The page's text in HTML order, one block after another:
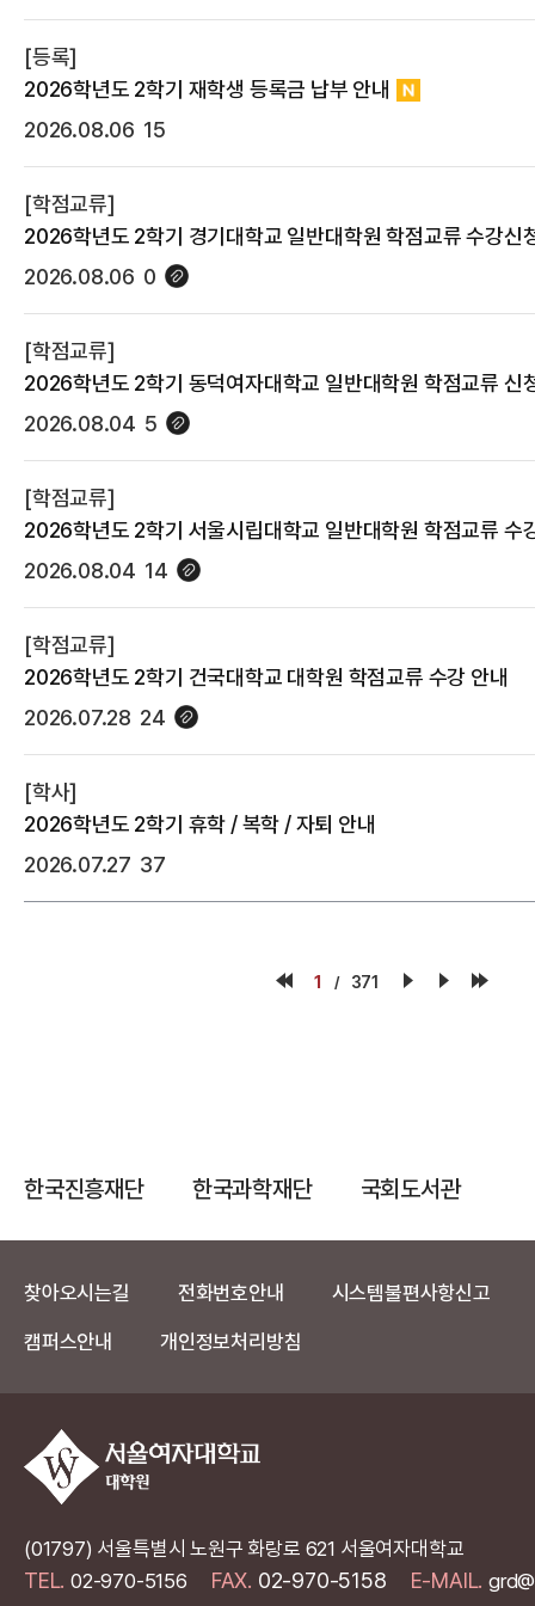
[등록]
2026학년도 2학기 재학생 등록금 납부 안내
2026.08.06 15
[학점교류]
2026학년도 2학기 경기대학교 일반대학원 학점교류 수강신
2026.08.06 0
[학점교류]
2026학년도 2학기 동덕여자대학교 일반대학원 학점교류 신
2026.08.04 5
[학점교류]
2026학년도 2학기 서울시립대학교 일반대학원 학점교류 수
2026.08.04 14
[학점교류]
2026학년도 2학기 건국대학교 대학원 학점교류 수강 안내
2026.07.28 24
[학사]
2026학년도 2학기 휴학 / 복학 / 자퇴 안내
2026.07.27 37
1 371
(01797) 서울특별시 노원구 화랑로 621 서울여자대학교
TEL. 02-970-5156 FAX. 02-970-5158 E-MAIL.
한국진흥재단 한국과학재단 국회도서관
찾아오시는길 전화번호안내 시스템불편사항신고
캠퍼스안내 개인정보처리방침